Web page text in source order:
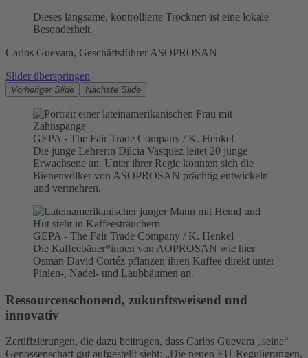
Dieses langsame, kontrollierte Trocknen ist eine lokale
Besonderheit.
Carlos Guevara, Geschäftsführer ASOPROSAN
Slider überspringen
Vorheriger Slide Nächste Slide
GEPA - The Fair Trade Company / K. Henkel
Die junge Lehrerin Dilcia Vasquez leitet 20 junge
Erwachsene an. Unter ihrer Regie konnten sich die
Bienenvölker von ASOPROSAN prächtig entwickeln
und vermehren.
GEPA - The Fair Trade Company / K. Henkel
Die Kaffeebäuer*innen von AOPROSAN wie hier
Osman David Cortéz pflanzen ihren Kaffee direkt unter
Pinien-, Nadel- und Laubbäumen an.
Ressourcenschonend, zukunftsweisend und
innovativ
Zertifizierungen, die dazu beitragen, dass Carlos Guevara „seine“
Genossenschaft gut aufgestellt sieht: „Die neuen EU-Regulierungen,